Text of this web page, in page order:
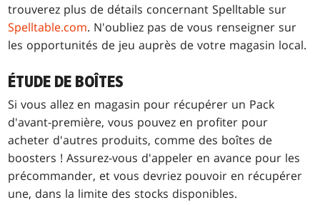
trouverez plus de détails concernant Spelltable sur
Spelltable.com. N'oubliez pas de vous renseigner sur
les opportunités de jeu auprès de votre magasin local.
ÉTUDE DE BOÎTES
Si vous allez en magasin pour récupérer un Pack
d'avant-première, vous pouvez en profiter pour
acheter d'autres produits, comme des boîtes de
boosters ! Assurez-vous d'appeler en avance pour les
précommander, et vous devriez pouvoir en récupérer
une, dans la limite des stocks disponibles.